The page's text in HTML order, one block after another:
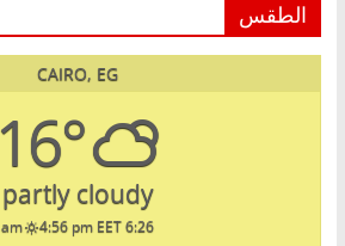
الطقس
CAIRO, EG
16°
partly cloudy
6:26 am
4:56 pm EET